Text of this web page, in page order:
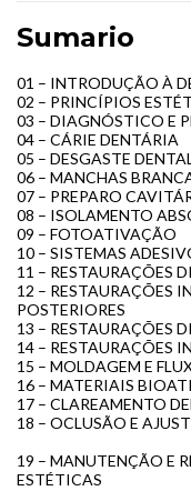
Sumario
01 – INTRODUÇÃO À
02 – PRINCÍPIOS
03 – DIAGNÓSTICO E
04 – CÁRIE DENTÁRIA
05 – DESGASTE
06 – MANCHAS
07 – PREPARO
08 – ISOLAMENTO
09 – FOTOATIVAÇÃO
10 – SISTEMAS
11 – RESTAURAÇÕES
12 – RESTAURAÇÕES
POSTERIORES
13 – RESTAURAÇÕES
14 – RESTAURAÇÕES
15 – MOLDAGEM E
16 – MATERIAIS
17 – CLAREAMENTO
18 – OCLUSÃO E
19 – MANUTENÇÃO E
ESTÉTICAS